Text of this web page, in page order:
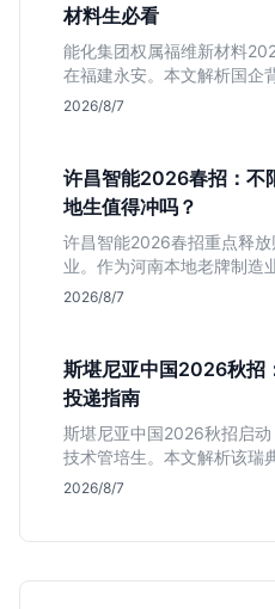
材料生必看
能化集团权属福维新材料
在福建永安。本文解析国企
匹配度及工作地点限制，助
2026/8/7
许昌智能2026春招：不
地生值得冲吗？
许昌智能2026春招重点释
业。作为河南本地老牌制造
薪机会少。适合想在本地积
2026/8/7
斯堪尼亚中国2026秋招
投递指南
斯堪尼亚中国2026秋招启动
技术管培生。本文解析该瑞
真实职责及不限专业背后的
2026/8/7